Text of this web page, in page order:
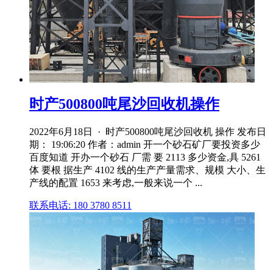
时产500800吨尾沙回收机操作
2022年6月18日 · 时产500800吨尾沙回收机 操作 发布日
期： 19:06:20 作者：admin 开一个砂石矿厂要投资多少
百度知道 开办一个砂石 厂需 要 2113 多少资金,具 5261
体 要根 据生产 4102 线的生产产量需求、规模 大小、生
产线的配置 1653 来考虑,一般来说一个 ...
联系电话: 180 3780 8511